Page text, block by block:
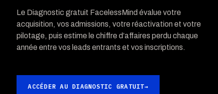
Le Diagnostic gratuit FacelessMind évalue votre
acquisition, vos admissions, votre réactivation et votre
pilotage, puis estime le chiffre d’affaires perdu chaque
année entre vos leads entrants et vos inscriptions.
ACCÉDER AU DIAGNOSTIC GRATUIT→